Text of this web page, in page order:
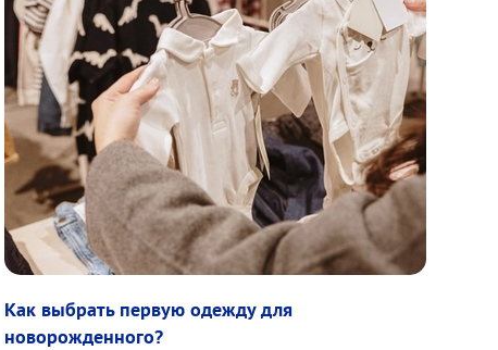
Как выбрать первую одежду для
новорожденного?